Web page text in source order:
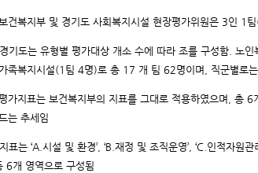
건복지부 및 경기도 사회복지시설 현장평가위원은 3인 1
기도는 유형별 평가대상 개소 수에 따라 조를 구성함. 노
족복지시설(1팀 4명)로 총 17 개 팀 62명이며, 직군별로
가지표는 보건복지부의 지표를 그대로 적용하였으며, 총
는 추세임
표는 ‘A.시설 및 환경’, ‘B.재정 및 조직운영’, ‘C.인적자원관
6개 영역으로 구성됨